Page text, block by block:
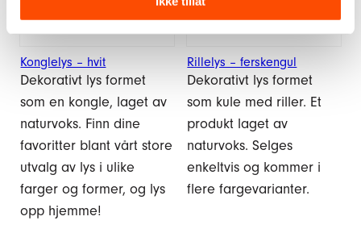
Konglelys – hvit
Dekorativt lys formet
som en kongle, laget av
naturvoks. Finn dine
favoritter blant vårt store
utvalg av lys i ulike
farger og former, og lys
opp hjemme!
Rillelys – ferskengul
Dekorativt lys formet
som kule med riller. Et
produkt laget av
naturvoks. Selges
enkeltvis og kommer i
flere fargevarianter.